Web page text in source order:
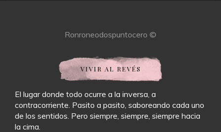
Ronroneodospuntocero ©
VIVIR AL REVÉS
El lugar donde todo ocurre a la inversa, a
contracorriente. Pasito a pasito, saboreando cada uno
de los sentidos. Pero siempre, siempre, siempre hacia
la cima.